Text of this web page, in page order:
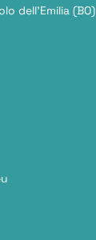
dell’Emilia (BO)